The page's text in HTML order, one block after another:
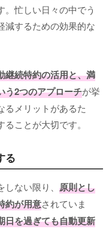
忙しい日々の中でう
減するための効果的な
継続特約の活用と、満
う2つのアプローチが挙
るメリットがあるた
ことが大切です。
る
ない限り、 原則とし
約が用意されていま
日を過ぎても自動更新